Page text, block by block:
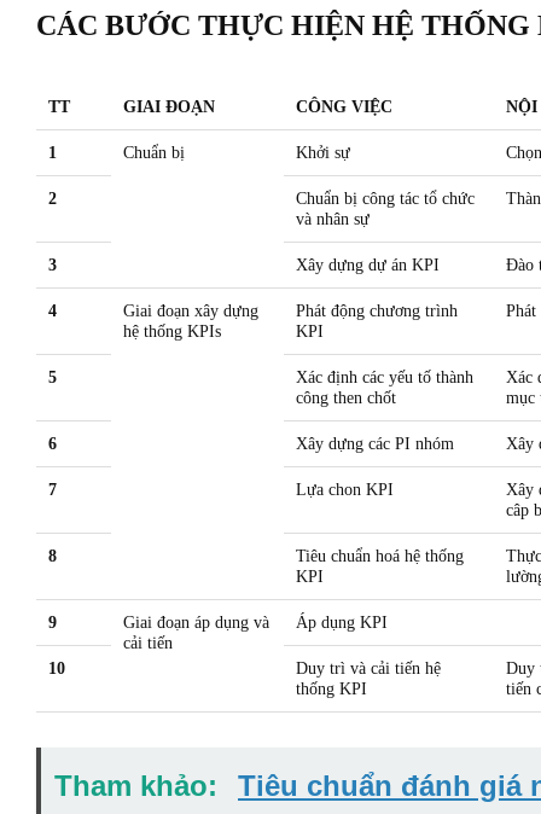
CÁC BƯỚC THỰC HIỆN HỆ
TT GIAI ĐOẠN CÔNG VIỆC NỘI
1 Chuẩn bị Khởi sự
2
Chuẩn bị công tác tổ chức
và nhân sự
3 Xây dựng dự án KPI Đào
4
Giai đoạn xây dựng
hệ thống KPIs
Phát động chương trình
KPI
5
Xác định các yếu tố thành
công then chốt
Xác
mục
6 Xây dựng các PI nhóm Xây
7 Lựa chon KPI
Xây
câp
8
Tiêu chuẩn hoá hệ thống
KPI
9
Giai đoạn áp dụng và
cải tiến
Áp dụng KPI
10
Duy trì và cải tiến hệ
thống KPI
Duy
tiến
Tham khảo: Tiêu chuẩn đánh giá